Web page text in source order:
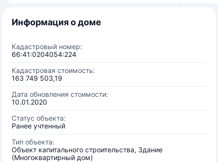
Информация о доме
Кадастровый номер:
66:41:0204054:224
Кадастровая стоимость:
163 749 503,19
Дата обновления стоимости:
10.01.2020
Статус объекта:
Ранее учтенный
Тип объекта:
Объект капитального строительства, Здание
(Многоквартирный дом)